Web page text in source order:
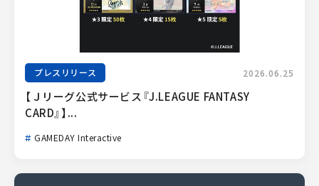
プレスリリース 2026.06.25
【Ｊリーグ公式サービス『J.LEAGUE FANTASY
CARD』】...
GAMEDAY Interactive